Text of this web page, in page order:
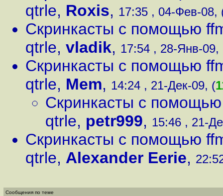
qtrle, Roxis, 17:35 , 04-Фев-08,
Скринкасты с помощью
qtrle, vladik, 17:54 , 28-Янв-09,
Скринкасты с помощью
qtrle, Mem, 14:24 , 21-Дек-09, (
Скринкасты с
qtrle, petr999, 15:46 , 21-
Скринкасты с помощью
qtrle, Alexander Eerie,
Сообщения по теме